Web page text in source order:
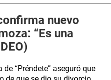
nuevo
“Es una
“Préndete” aseguró que